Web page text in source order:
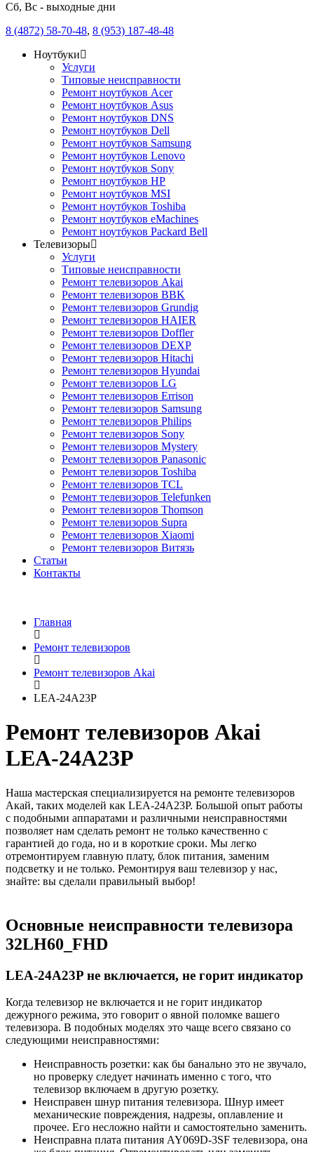
Сб, Вс - выходные дни
8 (4872) 58-70-48, 8 (953) 187-48-48
Ноутбуки
Услуги
Типовые неисправности
Ремонт ноутбуков Acer
Ремонт ноутбуков Asus
Ремонт ноутбуков DNS
Ремонт ноутбуков Dell
Ремонт ноутбуков Samsung
Ремонт ноутбуков Lenovo
Ремонт ноутбуков Sony
Ремонт ноутбуков HP
Ремонт ноутбуков MSI
Ремонт ноутбуков Toshiba
Ремонт ноутбуков eMachines
Ремонт ноутбуков Packard Bell
Телевизоры
Услуги
Типовые неисправности
Ремонт телевизоров Akai
Ремонт телевизоров BBK
Ремонт телевизоров Grundig
Ремонт телевизоров HAIER
Ремонт телевизоров Doffler
Ремонт телевизоров DEXP
Ремонт телевизоров Hitachi
Ремонт телевизоров Hyundai
Ремонт телевизоров LG
Ремонт телевизоров Errison
Ремонт телевизоров Samsung
Ремонт телевизоров Philips
Ремонт телевизоров Sony
Ремонт телевизоров Mystery
Ремонт телевизоров Panasonic
Ремонт телевизоров Toshiba
Ремонт телевизоров TCL
Ремонт телевизоров Telefunken
Ремонт телевизоров Thomson
Ремонт телевизоров Supra
Ремонт телевизоров Xiaomi
Ремонт телевизоров Витязь
Статьи
Контакты
Главная
Ремонт телевизоров
Ремонт телевизоров Akai
LEA-24A23P
Ремонт телевизоров Akai
LEA-24A23P
Наша мастерская специализируется на ремонте телевизоров
Акай, таких моделей как LEA-24A23P. Большой опыт работы
с подобными аппаратами и различными неисправностями
позволяет нам сделать ремонт не только качественно с
гарантией до года, но и в короткие сроки. Мы легко
отремонтируем главную плату, блок питания, заменим
подсветку и не только. Ремонтируя ваш телевизор у нас,
знайте: вы сделали правильный выбор!
Основные неисправности телевизора
32LH60_FHD
LEA-24A23P не включается, не горит индикатор
Когда телевизор не включается и не горит индикатор
дежурного режима, это говорит о явной поломке вашего
телевизора. В подобных моделях это чаще всего связано со
следующими неисправностями:
Неисправность розетки: как бы банально это не звучало,
но проверку следует начинать именно с того, что
телевизор включаем в другую розетку.
Неисправен шнур питания телевизора. Шнур имеет
механические повреждения, надрезы, оплавление и
прочее. Его несложно найти и самостоятельно заменить.
Неисправна плата питания AY069D-3SF телевизора, она